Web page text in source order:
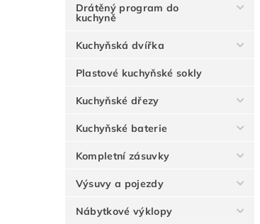
Drátěný program do
kuchyně
Kuchyňská dvířka
Plastové kuchyňské sokly
Kuchyňské dřezy
Kuchyňské baterie
Kompletní zásuvky
Výsuvy a pojezdy
Nábytkové výklopy